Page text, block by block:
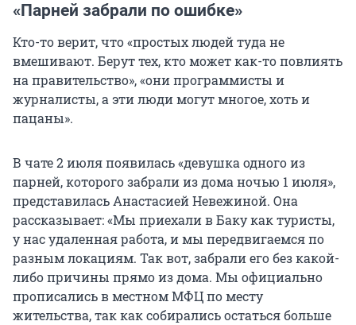
«Парней забрали по ошибке»
Кто-то верит, что «простых людей туда не
вмешивают. Берут тех, кто может как-то повлиять
на правительство», «они программисты и
журналисты, а эти люди могут многое, хоть и
пацаны».
В чате 2 июля появилась «девушка одного из
парней, которого забрали из дома ночью 1 июля»,
представилась Анастасией Невежиной. Она
рассказывает: «Мы приехали в Баку как туристы,
у нас удаленная работа, и мы передвигаемся по
разным локациям. Так вот, забрали его без какой-
либо причины прямо из дома. Мы официально
прописались в местном МФЦ по месту
жительства, так как собирались остаться больше